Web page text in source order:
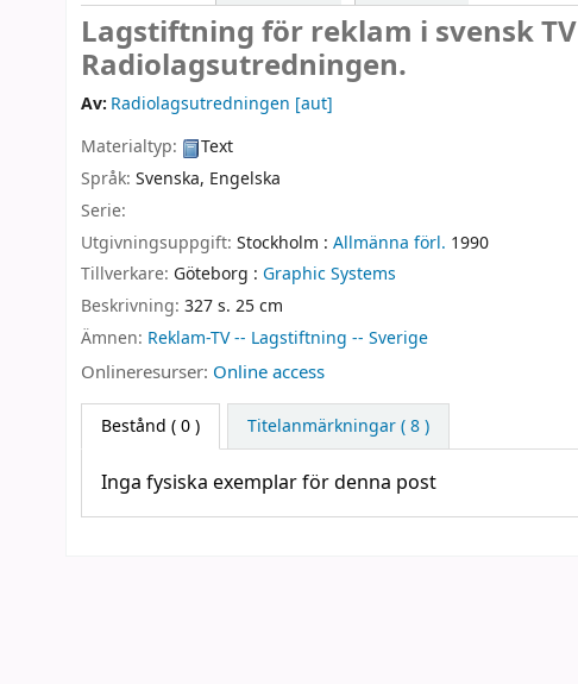
Lagstiftning för reklam i svensk TV
Radiolagsutredningen.
Av: Radiolagsutredningen [aut]
Materialtyp:
Text
Språk: Svenska, Engelska
Serie:
Utgivningsuppgift: Stockholm : Allmänna förl. 1990
Tillverkare: Göteborg : Graphic Systems
Beskrivning: 327 s. 25 cm
Ämnen: Reklam-TV -- Lagstiftning -- Sverige
Onlineresurser: Online access
Bestånd ( 0 ) Titelanmärkningar ( 8 )
Inga fysiska exemplar för denna post